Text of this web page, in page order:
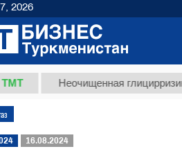
Неочищенная
16.08.2024
2026